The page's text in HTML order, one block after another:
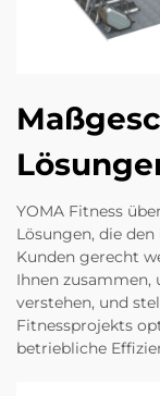
YOMA Fitness
Lösungen, die
Kunden gerecht
Ihnen zusammen,
verstehen, und
Fitnessprojekts
betriebliche